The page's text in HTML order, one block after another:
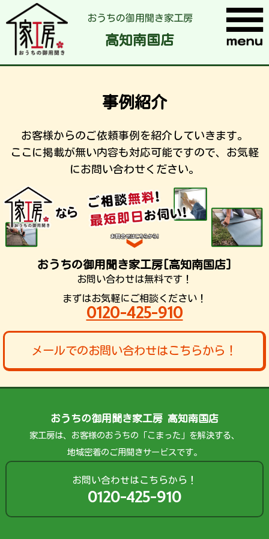
おうちの御用聞き家工房
高知南国店
事例紹介
お客様からのご依頼事例を紹介していきます。
ここに掲載が無い内容も対応可能ですので、お気軽
にお問い合わせください。
おうちの御用聞き家工房[高知南国店]
お問い合わせは無料です！
まずはお気軽にご相談ください！
0120-425-910
メールでのお問い合わせはこちらから！
おうちの御用聞き家工房 高知南国店
家工房は、お客様のおうちの「こまった」を解決する、
地域密着のご用聞きサービスです。
お問い合わせはこちらから！
0120-425-910